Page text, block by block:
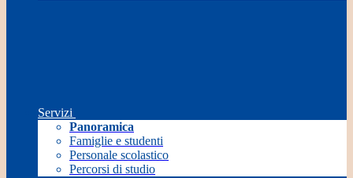
Servizi
Panoramica
Famiglie e studenti
Personale scolastico
Percorsi di studio